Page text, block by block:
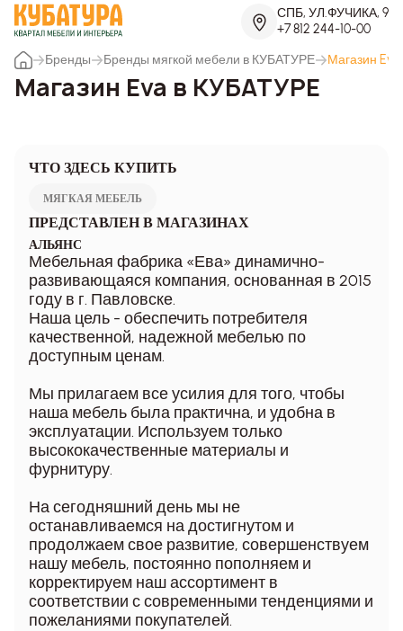
СПБ, УЛ.ФУЧИКА, 9
+7 812 244-10-00
Бренды
Бренды мягкой мебели в КУБАТУРЕ Магазин
Магазин Eva в КУБАТУРЕ
ЧТО ЗДЕСЬ КУПИТЬ
МЯГКАЯ МЕБЕЛЬ
ПРЕДСТАВЛЕН В МАГАЗИНАХ
АЛЬЯНС
Мебельная фабрика «Ева» динамично-
развивающаяся компания, основанная в 2015
году в г. Павловске.
Наша цель - обеспечить потребителя
качественной, надежной мебелью по
доступным ценам.
Мы прилагаем все усилия для того, чтобы
наша мебель была практична, и удобна в
эксплуатации. Используем только
высококачественные материалы и
фурнитуру.
На сегодняшний день мы не
останавливаемся на достигнутом и
продолжаем свое развитие, совершенствуем
нашу мебель, постоянно пополняем и
корректируем наш ассортимент в
соответствии с современными тенденциями и
пожеланиями покупателей.